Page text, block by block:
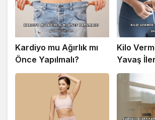
Kardiyo mu Ağırlık mı
Önce Yapılmalı?
Kilo
Yavaş